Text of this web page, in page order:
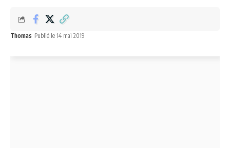
Thomas Publié le 14 mai 2019